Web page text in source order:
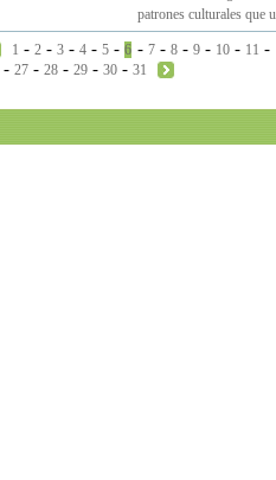
patrones culturales que
1 -2 -3 -4 -5 -6 - 7- 8- 9- 10- 11 -
- 27 - 28 - 29 - 30 - 31